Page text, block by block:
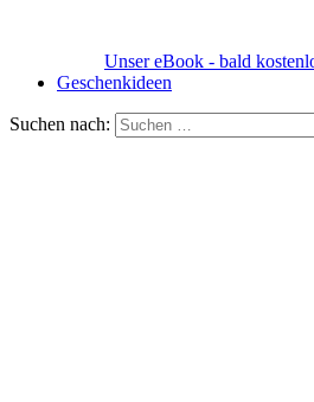
Unser eBook - bald
Geschenkideen
Suchen nach: